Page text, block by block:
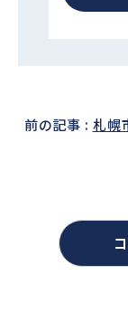
前の記事 : 札幌